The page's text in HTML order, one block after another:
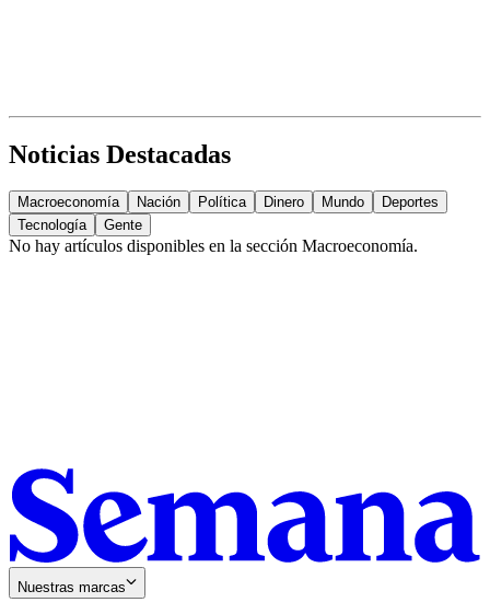
Noticias Destacadas
Macroeconomía Nación Política Dinero Mundo
Deportes
Tecnología
Gente
No hay artículos disponibles en la sección Macroeconomía.
Nuestras marcas